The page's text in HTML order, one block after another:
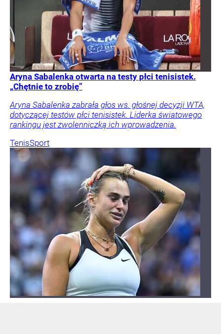
Aryna Sabalenka otwarta na testy płci tenisistek.
„Chętnie to zrobię”
Aryna Sabalenka zabrała głos ws. głośnej decyzji WTA,
dotyczącej testów płci tenisistek. Liderka światowego
rankingu jest zwolenniczką ich wprowadzenia.
TenisSport